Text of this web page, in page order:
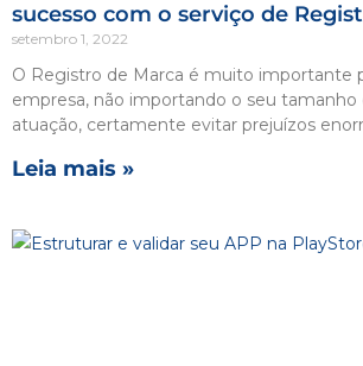
sucesso com o serviço de
setembro 1, 2022
O Registro de Marca é muito importante
empresa, não importando o seu tamanho
atuação, certamente evitar prejuízos
Leia mais »